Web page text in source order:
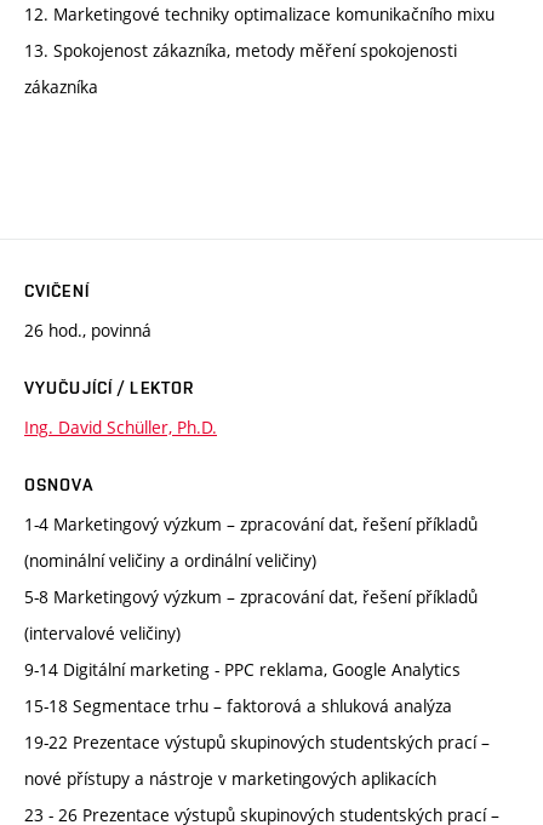
12. Marketingové techniky optimalizace komunikačního mixu
13. Spokojenost zákazníka, metody měření spokojenosti
zákazníka
CVIČENÍ
26 hod., povinná
VYUČUJÍCÍ / LEKTOR
Ing. David Schüller, Ph.D.
OSNOVA
1-4 Marketingový výzkum – zpracování dat, řešení příkladů
(nominální veličiny a ordinální veličiny)
5-8 Marketingový výzkum – zpracování dat, řešení příkladů
(intervalové veličiny)
9-14 Digitální marketing - PPC reklama, Google Analytics
15-18 Segmentace trhu – faktorová a shluková analýza
19-22 Prezentace výstupů skupinových studentských prací –
nové přístupy a nástroje v marketingových aplikacích
23 - 26 Prezentace výstupů skupinových studentských prací –